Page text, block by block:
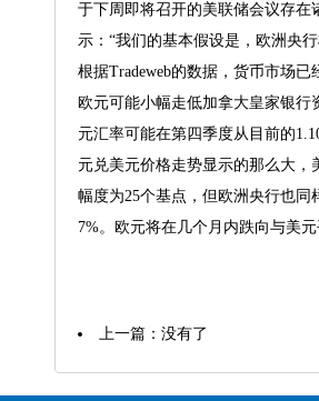
于下周即将召开的美联储会议存在
示：“我们的基本假设是，欧洲央
根据Tradeweb的数据，货币市场
欧元可能小幅走低加拿大皇家银
元汇率可能在第四季度从目前的
元兑美元价格走势显示的那么大，
幅度为25个基点，但欧洲央行也
7%。欧元将在几个月内跌向与美
上一篇：没有了